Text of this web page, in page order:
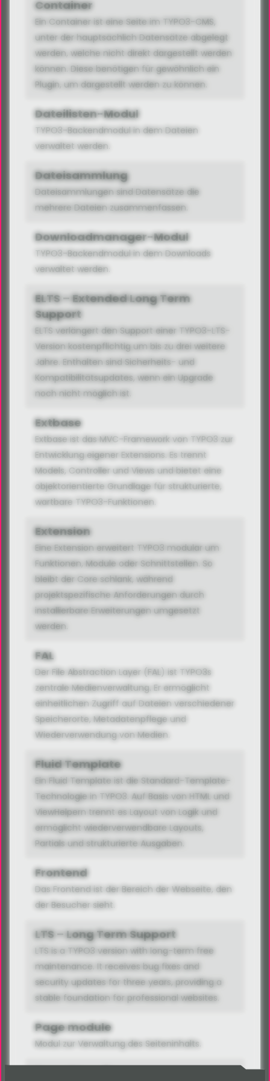
Container
Ein Container ist eine Seite im TYPO3-CMS,
unter der hauptsächlich Datensätze abgelegt
werden, welche nicht direkt dargestellt werden
können. Diese benötigen für gewöhnlich ein
Plugin, um dargestellt werden zu können.
Dateilisten-Modul
TYPO3-Backendmodul in dem Dateien
verwaltet werden.
Dateisammlung
Dateisammlungen sind Datensätze die
mehrere Dateien zusammenfassen.
Downloadmanager-Modul
TYPO3-Backendmodul in dem Downloads
verwaltet werden.
ELTS – Extended Long Term
Support
ELTS verlängert den Support einer TYPO3-LTS-
Version kostenpflichtig um bis zu drei weitere
Jahre. Enthalten sind Sicherheits- und
Kompatibilitätsupdates, wenn ein Upgrade
noch nicht möglich ist.
Extbase
Extbase ist das MVC-Framework von TYPO3 zur
Entwicklung eigener Extensions. Es trennt
Models, Controller und Views und bietet eine
objektorientierte Grundlage für strukturierte,
wartbare TYPO3-Funktionen.
Extension
Eine Extension erweitert TYPO3 modular um
Funktionen, Module oder Schnittstellen. So
bleibt der Core schlank, während
projektspezifische Anforderungen durch
installierbare Erweiterungen umgesetzt
werden.
FAL
Der File Abstraction Layer (FAL) ist TYPO3s
zentrale Medienverwaltung. Er ermöglicht
einheitlichen Zugriff auf Dateien verschiedener
Speicherorte, Metadatenpflege und
Wiederverwendung von Medien.
Fluid Template
Ein Fluid Template ist die Standard-Template-
Technologie in TYPO3. Auf Basis von HTML und
ViewHelpern trennt es Layout von Logik und
ermöglicht wiederverwendbare Layouts,
Partials und strukturierte Ausgaben.
Frontend
Das Frontend ist der Bereich der Webseite, den
der Besucher sieht.
LTS – Long Term Support
LTS is a TYPO3 version with long-term free
maintenance. It receives bug fixes and
security updates for three years, providing a
stable foundation for professional websites.
Page module
Modul zur Verwaltung des Seiteninhalts.